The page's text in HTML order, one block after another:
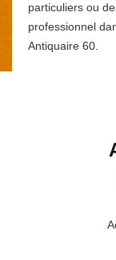
particuliers ou
professionnel
Antiquaire 60.